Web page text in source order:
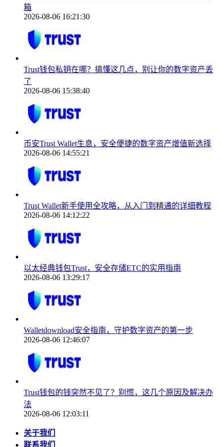
箱
2026-08-06 16:21:30
Trust钱包私钥在哪？搞懂这几点，别让你的数字资产丢
了
2026-08-06 15:38:40
币安Trust Wallet生息，安全便捷的数字资产增值新选择
2026-08-06 14:55:21
Trust Wallet新手使用全攻略，从入门到精通的详细教程
2026-08-06 14:12:22
以太经典钱包Trust，安全存储ETC的实用指南
2026-08-06 13:29:17
Walletdownload安全指南，守护数字资产的第一步
2026-08-06 12:46:07
Trust钱包的钱突然不见了？别慌，这几个原因及解决办
法
2026-08-06 12:03:11
关于我们
联系我们